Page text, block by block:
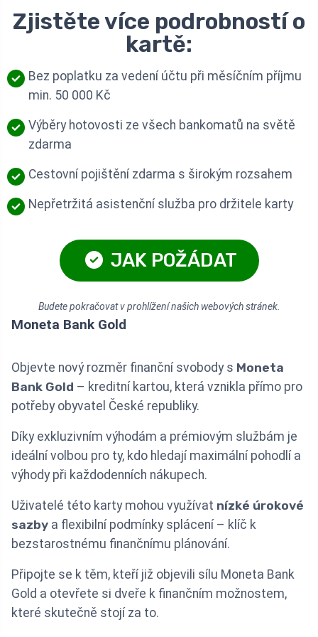
Zjistěte více podrobností o
kartě:
Bez poplatku za vedení účtu při měsíčním příjmu
min. 50 000 Kč
Výběry hotovosti ze všech bankomatů na světě
zdarma
Cestovní pojištění zdarma s širokým rozsahem
Nepřetržitá asistenční služba pro držitele karty
JAK POŽÁDAT
Budete pokračovat v prohlížení našich webových stránek.
Moneta Bank Gold
Objevte nový rozměr finanční svobody s Moneta
Bank Gold – kreditní kartou, která vznikla přímo pro
potřeby obyvatel České republiky.
Díky exkluzivním výhodám a prémiovým službám je
ideální volbou pro ty, kdo hledají maximální pohodlí a
výhody při každodenních nákupech.
Uživatelé této karty mohou využívat nízké úrokové
sazby a flexibilní podmínky splácení – klíč k
bezstarostnému finančnímu plánování.
Připojte se k těm, kteří již objevili sílu Moneta Bank
Gold a otevřete si dveře k finančním možnostem,
které skutečně stojí za to.